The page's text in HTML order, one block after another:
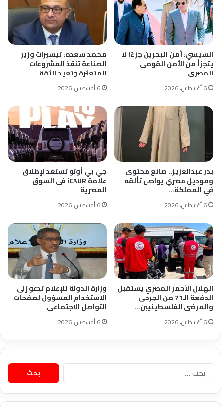
السيسي: أمن البحرين جزءًا لا
يتجزأ من الأمن القومى
المصرى
6 أغسطس، 2026
محمد سعده: تيسيرات وزير
الصناعة تنقذ المشروعات
المتعثرة وتعيد الثقة…
6 أغسطس، 2026
بدر عبدالعزيز.. صانع محتوى
وموديل مصري يواصل تألقه
في المملكة…
6 أغسطس، 2026
جي بي أوتو تستعد لإطلاق
علامة iCAUR في السوق
المصرية
6 أغسطس، 2026
الهلال الأحمر المصري يستقبل
الدفعة الـ71 من الجرحى
والمرضى الفلسطينيين…
6 أغسطس، 2026
وزارة الدولة للإعلام تدعو إلى
الاستخدام المسؤول لصفحات
التواصل الاجتماعى
6 أغسطس، 2026
البحث
عن: